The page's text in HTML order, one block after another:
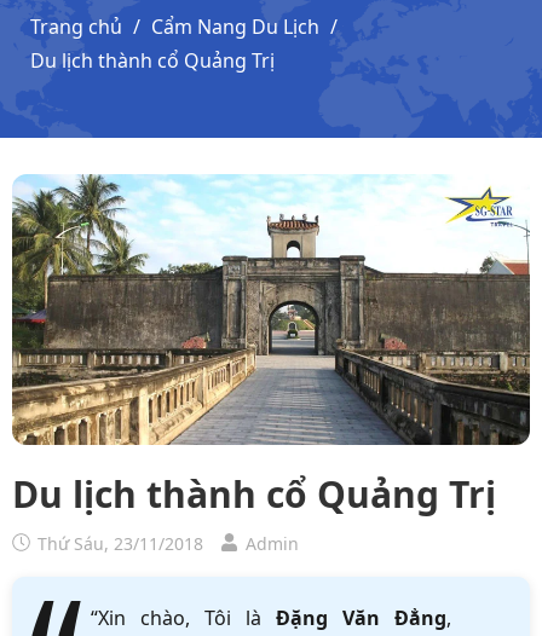
Trang chủ
Cẩm Nang Du Lịch
Du lịch thành cổ Quảng Trị
Du lịch thành cổ Quảng Trị
Thứ Sáu, 23/11/2018 Admin
“Xin chào, Tôi là Đặng Văn Đẳng,